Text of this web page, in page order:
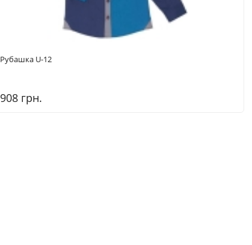
Рубашка U-12
908 грн.